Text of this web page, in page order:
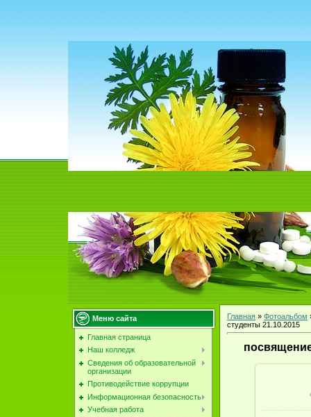
Меню сайта
Главная страница
Наш колледж
Сведения об образовательной
организации
Противодействие коррупции
Информационная безопасность
Учебная работа
Главная » Фотоальбом
студенты 21.10.2015
В